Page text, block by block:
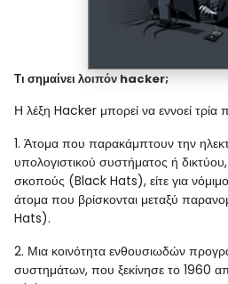
Τι σημαίνει λοιπόν hacker;
Η λέξη Hacker μπορεί να εννοεί τρία
1. Άτομα που παρακάμπτουν την
υπολογιστικού συστήματος ή
σκοπούς (Black Hats), είτε για
άτομα που βρίσκονται μεταξύ
Hats).
2. Μια κοινότητα ενθουσιωδών
συστημάτων, που ξεκίνησε το 1960